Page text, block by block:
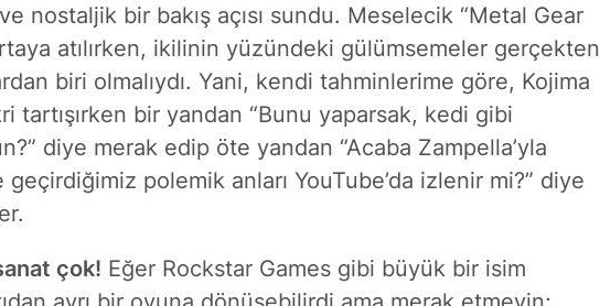
nostaljik bir bakış açısı sundu. Meselecik “Metal Gear
atılırken, ikilinin yüzündeki gülümsemeler gerçekten
biri olmalıydı. Yani, kendi tahminlerime göre, Kojima
tartışırken bir yandan “Bunu yaparsak, kedi gibi
diye merak edip öte yandan “Acaba Zampella’yla
geçirdiğimiz polemik anları YouTube’da izlenir mi?” diye
çok! Eğer Rockstar Games gibi büyük bir isim